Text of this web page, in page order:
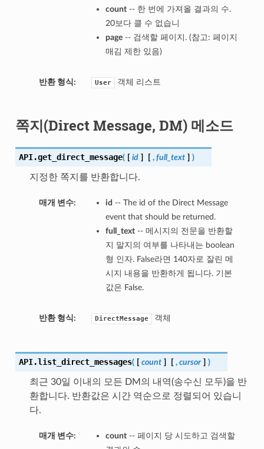
count-- 한 번에 가져올 결과의 수.
20보다 클 수 없습니
page-- 검색할 페이지. (참고: 페이지
매김 제한 있음)
반환 형식: User 객체 리스트
쪽지(Direct Message, DM) 메소드
API.get_direct_message( [ id ] [ , full_text ] )
지정한 쪽지를 반환합니다.
매개 변수: id -- The id of the Direct Message
event that should be returned.
full_text-- 메시지의 전문을 반환할
지 말지의 여부를 나타내는 boolean
형 인자. False라면 140자로 잘린 메
시지 내용을 반환하게 됩니다. 기본
값은 False.
반환 형식: DirectMessage 객체
API.list_direct_messages( [ count ] [ , cursor ] )
최근 30일 이내의 모든 DM의 내역(송수신 모두)을 반
환합니다. 반환값은 시간 역순으로 정렬되어 있습니
다.
매개 변수: count-- 페이지 당 시도하고 검색할